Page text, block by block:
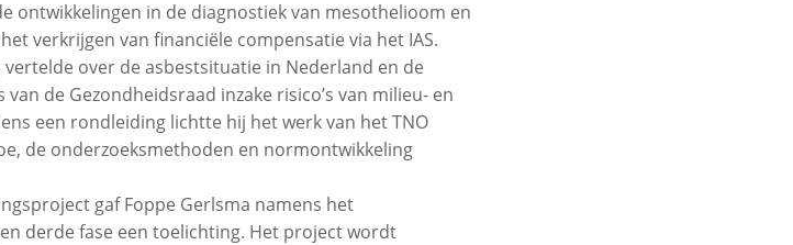
ontwikkelingen in de diagnostiek van mesothelioom en
verkrijgen van financiële compensatie via het IAS.
vertelde over de asbestsituatie in Nederland en de
de Gezondheidsraad inzake risico’s van milieu- en
een rondleiding lichtte hij het werk van het TNO
de onderzoeksmethoden en normontwikkeling
gaf Foppe Gerlsma namens het
derde fase een toelichting. Het project wordt